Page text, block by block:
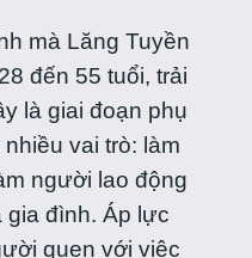
mà Lăng Tuyền
đến 55 tuổi, trải
là giai đoạn phụ
vai trò: làm
người lao động
gia đình. Áp lực
quen với việc